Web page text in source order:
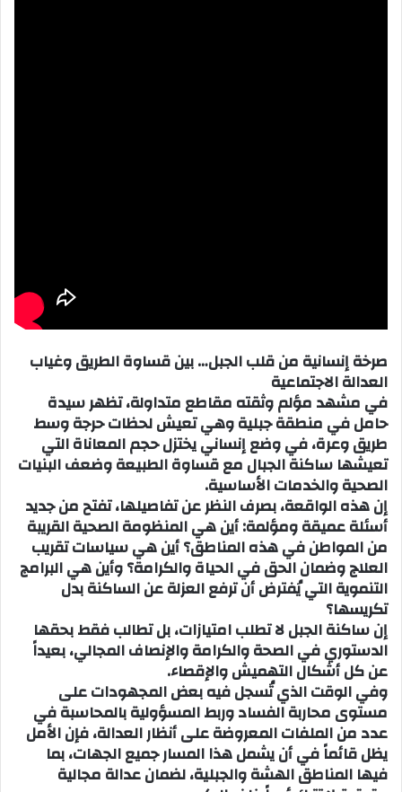
صرخة إنسانية من قلب الجبل… بين قساوة الطريق وغياب
العدالة الاجتماعية
في مشهد مؤلم وثقته مقاطع متداولة، تظهر سيدة
حامل في منطقة جبلية وهي تعيش لحظات حرجة وسط
طريق وعرة، في وضع إنساني يختزل حجم المعاناة التي
تعيشها ساكنة الجبال مع قساوة الطبيعة وضعف البنيات
الصحية والخدمات الأساسية.
إن هذه الواقعة، بصرف النظر عن تفاصيلها، تفتح من جديد
أسئلة عميقة ومؤلمة: أين هي المنظومة الصحية القريبة
من المواطن في هذه المناطق؟ أين هي سياسات تقريب
العلاج وضمان الحق في الحياة والكرامة؟ وأين هي البرامج
التنموية التي يُفترض أن ترفع العزلة عن الساكنة بدل
تكريسها؟
إن ساكنة الجبل لا تطلب امتيازات، بل تطالب فقط بحقها
الدستوري في الصحة والكرامة والإنصاف المجالي، بعيداً
عن كل أشكال التهميش والإقصاء.
وفي الوقت الذي تُسجل فيه بعض المجهودات على
مستوى محاربة الفساد وربط المسؤولية بالمحاسبة في
عدد من الملفات المعروضة على أنظار العدالة، فإن الأمل
يظل قائماً في أن يشمل هذا المسار جميع الجهات، بما
فيها المناطق الهشة والجبلية، لضمان عدالة مجالية